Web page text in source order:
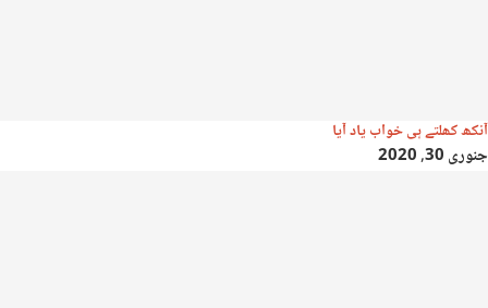
آنکھ کھلتے ہی خواب یاد آیا
جنوری 30, 2020